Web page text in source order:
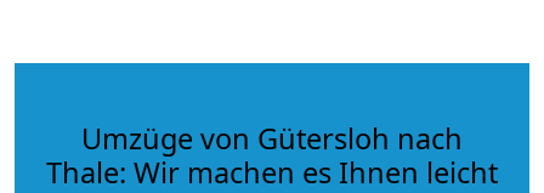
Umzüge von Gütersloh nach
Thale: Wir machen es Ihnen leicht